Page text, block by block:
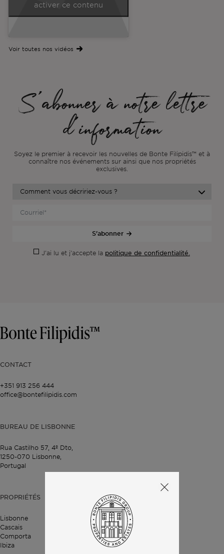
activer ce contenu
Voir toutes nos vidéos
S'abonner à notre lettre
d'information
Soyez le premier à recevoir les nouvelles de Bonte Filipidis™ et à
connaître nos événements sur ainsi que nos propriétés
exclusives.
S'abonner
J'ai lu et j'accepte la politique de confidentialité.
CONTACT
+351 913 256 444
office@bontefilipidis.com
BUREAU DE LISBONNE
Rua Castilho 57, 4º Dto,
1250-070 Lisbonne,
Portugal
PROPRIÉTÉS
Lisbonne
Cascais
Comporta
Ibiza